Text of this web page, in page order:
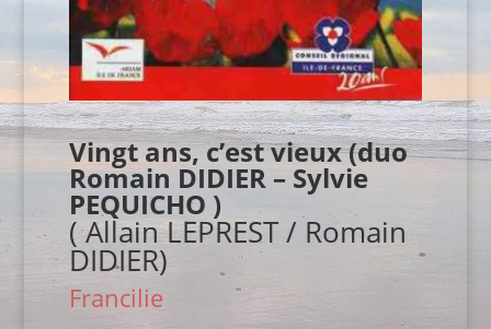
Vingt ans, c’est vieux (duo
Romain DIDIER – Sylvie
PEQUICHO )
( Allain LEPREST / Romain
DIDIER)
Francilie